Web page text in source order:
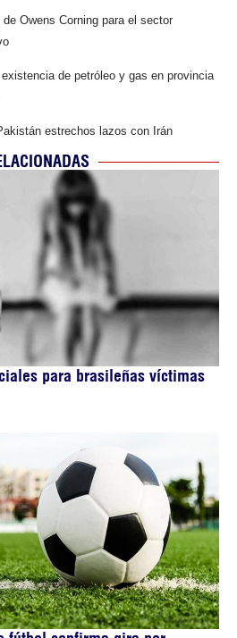
de Owens Corning para el sector
de petróleo y gas en provincia
estrechos lazos con Irán
para brasileñas víctimas